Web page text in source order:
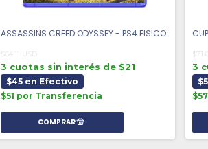
ASSASSINS CREED ODYSSEY - PS4 FISICO
$64.11 USD
3 cuotas sin interés de $21
$45 en Efectivo
$51 por Transferencia
3